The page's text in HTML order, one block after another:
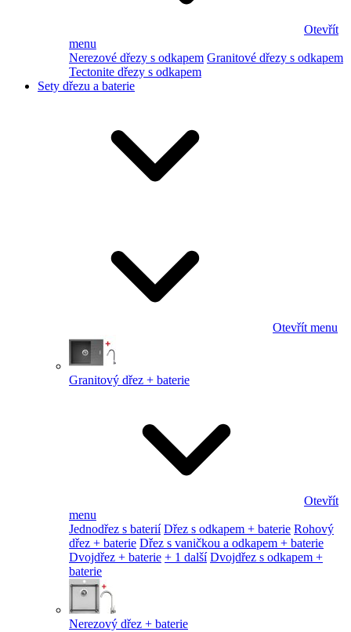
Otevřít
menu
Nerezové dřezy s odkapem Granitové dřezy s odkapem
Tectonite dřezy s odkapem
Sety dřezu a baterie
Otevřít menu
Granitový dřez + baterie
Otevřít
menu
Jednodřez s baterií Dřez s odkapem + baterie Rohový
dřez + baterie Dřez s vaničkou a odkapem + baterie
Dvojdřez + baterie + 1 další Dvojdřez s odkapem +
baterie
Nerezový dřez + baterie